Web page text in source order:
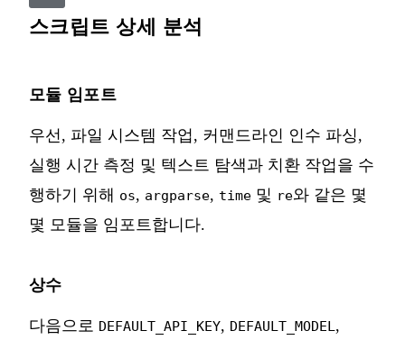
스크립트 상세 분석
모듈 임포트
우선, 파일 시스템 작업, 커맨드라인 인수 파싱,
실행 시간 측정 및 텍스트 탐색과 치환 작업을 수
행하기 위해 os, argparse, time 및 re와 같은 몇
몇 모듈을 임포트합니다.
상수
다음으로 DEFAULT_API_KEY, DEFAULT_MODEL ,